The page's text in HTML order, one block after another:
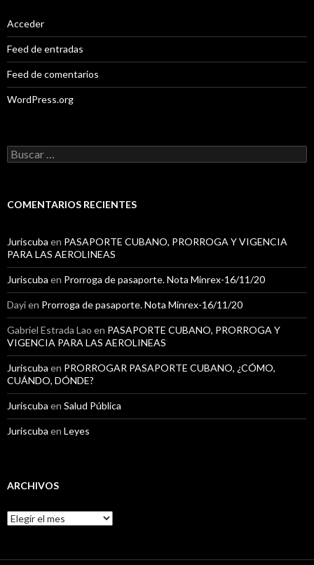
Acceder
Feed de entradas
Feed de comentarios
WordPress.org
B
u
a
COMENTARIOS RECIENTES
Juriscuba en PASAPORTE CUBANO, PRORROGA Y VIGENCIA
PARA LAS AEROLINEAS
Juriscuba en Prorroga de pasaporte. Nota Minrex-16/11/20
Dayien Prorroga de pasaporte. Nota Minrex-16/11/20
Gabriel Estrada Lao en PASAPORTE CUBANO, PRORROGA Y
VIGENCIA PARA LAS AEROLINEAS
Juriscuba en PRORROGAR PASAPORTE CUBANO, ¿CÓMO,
CUÁNDO, DÓNDE?
Juriscuba en Salud Pública
Juriscuba en Leyes
ARCHIVOS
A
r